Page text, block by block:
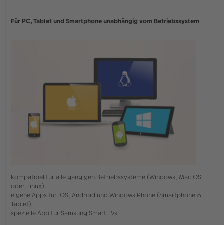
Für PC, Tablet und Smartphone unabhängig vom Betriebssystem
kompatibel für alle gängigen Betriebssysteme (Windows, Mac OS
oder Linux)
eigene Apps für iOS, Android und Windows Phone (Smartphone &
Tablet)
spezielle App für Samsung Smart TVs